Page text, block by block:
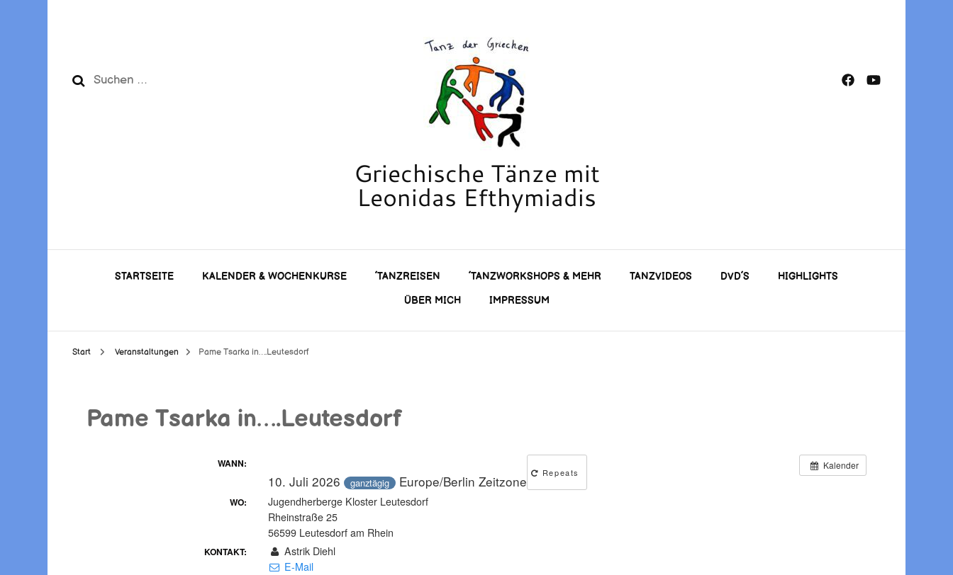
Suchen
Griechische Tänze mit
Leonidas Efthymiadis
STARTSEITE KALENDER & WOCHENKURSE ´TANZREISEN ´TANZWORKSHOPS & MEHR TANZVIDEOS DVD´S
HIGHLIGHTS
ÜBER MICH
IMPRESSUM
Start Veranstaltungen Pame Tsarka in….Leutesdorf
Pame Tsarka in….Leutesdorf
Kalender
WANN:
10. Juli 2026 ganztägig Europe/Berlin Zeitzone Repeats
WO:
Jugendherberge Kloster Leutesdorf
Rheinstraße 25
56599 Leutesdorf am Rhein
KONTAKT:
Astrik Diehl
E-Mail